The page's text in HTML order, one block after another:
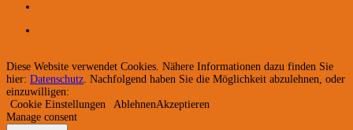
Diese Website verwendet Cookies. Nähere Informationen dazu finden Sie
hier: Datenschutz. Nachfolgend haben Sie die Möglichkeit abzulehnen, oder
einzuwilligen:
Cookie Einstellungen
AblehnenAkzeptieren
Manage consent